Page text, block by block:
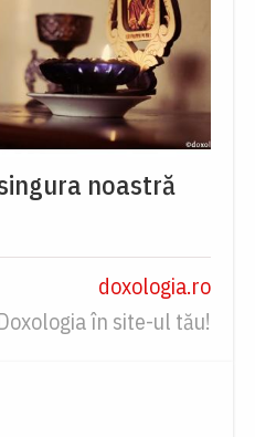
noastră
doxologia.ro
în site-ul tău!